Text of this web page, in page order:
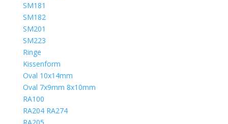
SM181
SM182
SM201
SM223
Ringe
Kissenform
Oval 10x14mm
Oval 7x9mm 8x10mm
RA100
RA204 RA274